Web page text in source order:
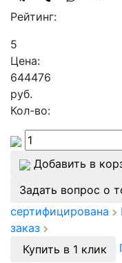
Рейтинг:
5
Цена:
644476
руб.
Кол-во:
Добавить в
Задать вопрос о
сертифицирована
заказ
Купить в 1 клик